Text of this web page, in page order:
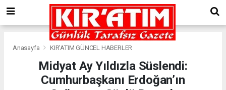
Anasayfa KIR'ATIM GÜNCEL HABERLER
Midyat Ay Yıldızla Süslendi:
Cumhurbaşkanı Erdoğan’ın